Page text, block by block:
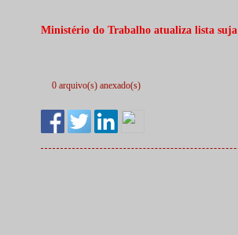
Ministério do Trabalho atualiza lista suja
0 arquivo(s) anexado(s)